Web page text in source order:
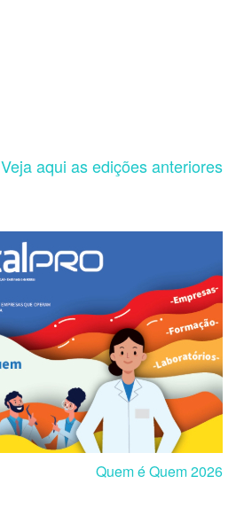
Veja aqui as edições anteriores
Quem é Quem 2026